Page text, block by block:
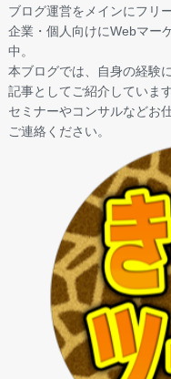
ブログ運営をメインにフリ
企業・個人向けにWebマー
中。
本ブログでは、自身の経験
記事としてご紹介しています
セミナーやコンサルなどお
ご連絡ください。